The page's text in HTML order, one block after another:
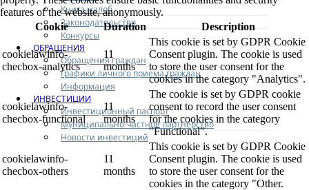
Книга жалоб
Законодательство
Конкурсы
ОБРАЩЕНИЯ
Обращения граждан
Графики личного приема граждан
Информация
ИНВЕСТИЦИИ
Инвестиционный паспорт
Муниципально-частное партнерство
Новости инвестиций
features of the website, anonymously.
Cookie
Duration Description
cookielawinfo-
checbox-analytics
11
months
This cookie is set by GDPR Cookie
Consent plugin. The cookie is used
to store the user consent for the
cookies in the category "Analytics".
cookielawinfo-
checbox-functional
11
months
The cookie is set by GDPR cookie
consent to record the user consent
for the cookies in the category
"Functional".
cookielawinfo-
checbox-others
11
months
This cookie is set by GDPR Cookie
Consent plugin. The cookie is used
to store the user consent for the
cookies in the category "Other.